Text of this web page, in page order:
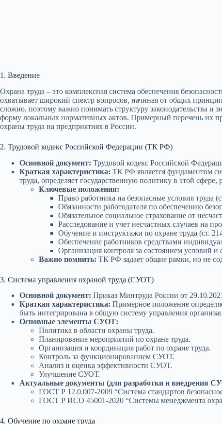
1. Введение
Охрана труда – это комплексная система обеспечения
охватывает широкий спектр вопросов, начиная от общих
сложно, поэтому важно понимать структуру законодательства и
форму локальных нормативных актов. Примерный перечень их
охраны труда на предприятиях в России.
2. Трудовой кодекс Российской Федерации (ТК РФ)
Основной документ: Трудовой кодекс Российской
Краткая характеристика: ТК РФ является фундаментом
труда, определяет государственную политику в этой
Ключевые положения:
Право работника на безопасные условия труда
Обязанности работодателя по обеспечению
Обязательное социальное страхование от
Расследование и учет несчастных случаев на
Обучение и инструктажи по охране труда (ст.
Обеспечение работников средствами
Организация контроля за состоянием условий
Важно помнить: ТК РФ задает общие рамки, но не
3. Система управления охраной труда (СУОТ)
Основной документ: Приказ Минтруда России от
Краткая характеристика: Примерное положение
быть интегрирована в общую систему управления
Основные элементы СУОТ:
Политика в области охраны труда.
Планирование мероприятий по охране труда.
Организация и координация работ по охране труда.
Контроль за функционированием СУОТ.
Анализ и оценка эффективности СУОТ.
Улучшение СУОТ.
Актуальные документы (для разработки и внедрения
ГОСТ Р 12.0.007-2009 “Система стандартов
ГОСТ Р ИСО 45001-2020 “Системы менеджмента
4. Обучение по охране труда